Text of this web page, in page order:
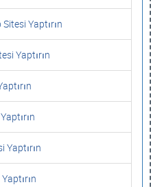
Yaptırın
Yaptırın
Yaptırın